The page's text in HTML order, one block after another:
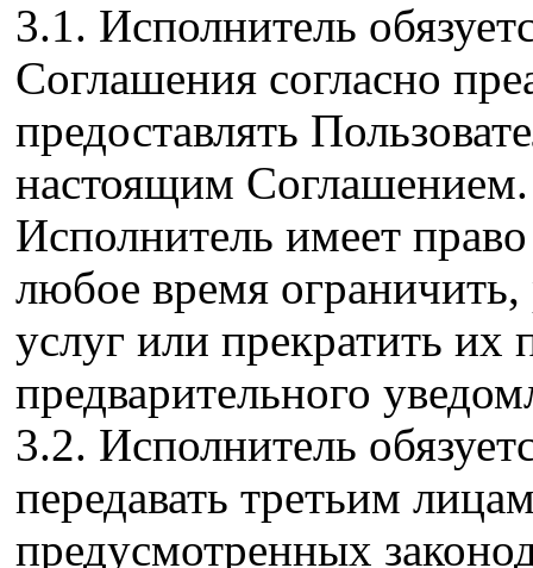
3.1. Исполнитель
Соглашения согласно
предоставлять
настоящим Соглашением.
Исполнитель имеет
любое время
услуг или прекратить их
предварительного
3.2. Исполнитель
передавать третьим
предусмотренных